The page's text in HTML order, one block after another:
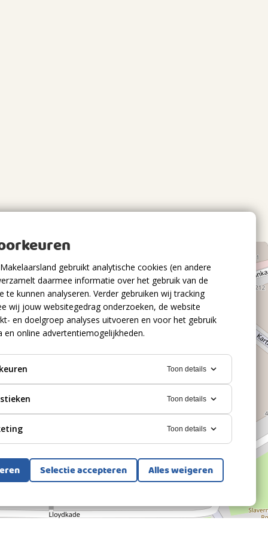
gebruikt analytische cookies (en andere
daarmee informatie over het gebruik van de
te kunnen analyseren. Verder gebruiken wij tracking
wij jouw websitegedrag onderzoeken, de website
en doelgroep analyses uitvoeren en voor het gebruik
en online advertentiemogelijkheden.
Toon details
Toon details
Toon details
Selectie accepteren Alles weigeren